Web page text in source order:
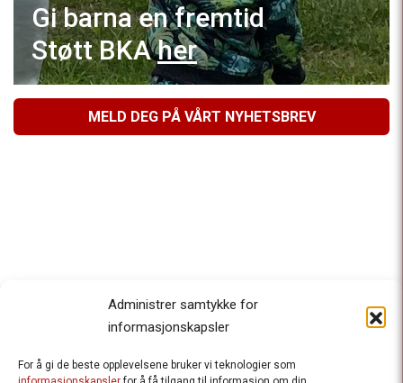
Administrer samtykke for
informasjonskapsler
For å gi de beste opplevelsene bruker vi teknologier som
Gi barna en fremtid
Støtt BKAher
MELD DEG PÅ VÅRT NYHETSBREV